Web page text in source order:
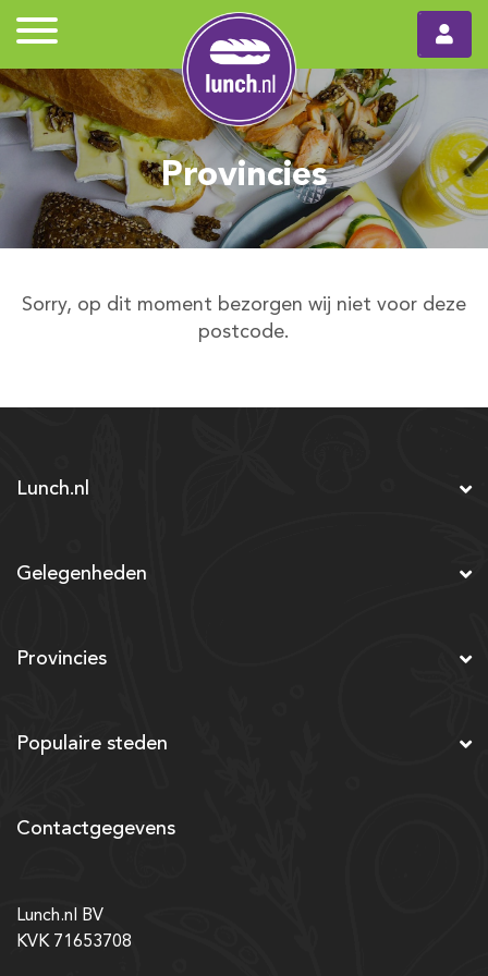
Provincies
Sorry, op dit moment bezorgen wij niet voor deze
postcode.
Lunch.nl
Gelegenheden
Provincies
Populaire steden
Contactgegevens
Lunch.nl BV
KVK 71653708